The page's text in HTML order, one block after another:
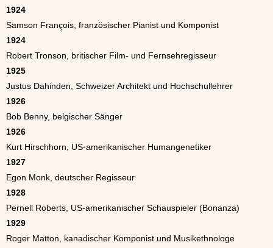
1924
Samson François, französischer Pianist und Komponist
1924
Robert Tronson, britischer Film- und Fernsehregisseur
1925
Justus Dahinden, Schweizer Architekt und Hochschullehrer
1926
Bob Benny, belgischer Sänger
1926
Kurt Hirschhorn, US-amerikanischer Humangenetiker
1927
Egon Monk, deutscher Regisseur
1928
Pernell Roberts, US-amerikanischer Schauspieler (Bonanza)
1929
Roger Matton, kanadischer Komponist und Musikethnologe